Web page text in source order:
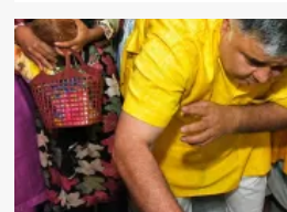
पर्यटन
एवं
संस्कृति
मंत्री
श्री
राजेश
अग्रवाल
ने
जनदर्शन